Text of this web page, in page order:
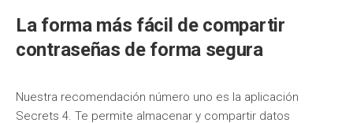
La forma más fácil de compartir
contraseñas de forma segura
Nuestra recomendación número uno es la aplicación
Secrets 4. Te permite almacenar y compartir datos